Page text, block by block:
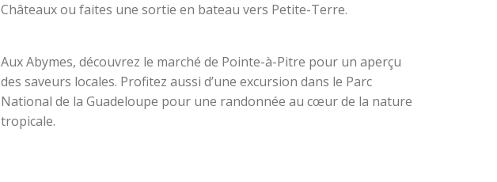
Châteaux ou faites une sortie en bateau vers Petite-Terre.
Aux Abymes, découvrez le marché de Pointe-à-Pitre pour un aperçu
des saveurs locales. Profitez aussi d’une excursion dans le Parc
National de la Guadeloupe pour une randonnée au cœur de la nature
tropicale.